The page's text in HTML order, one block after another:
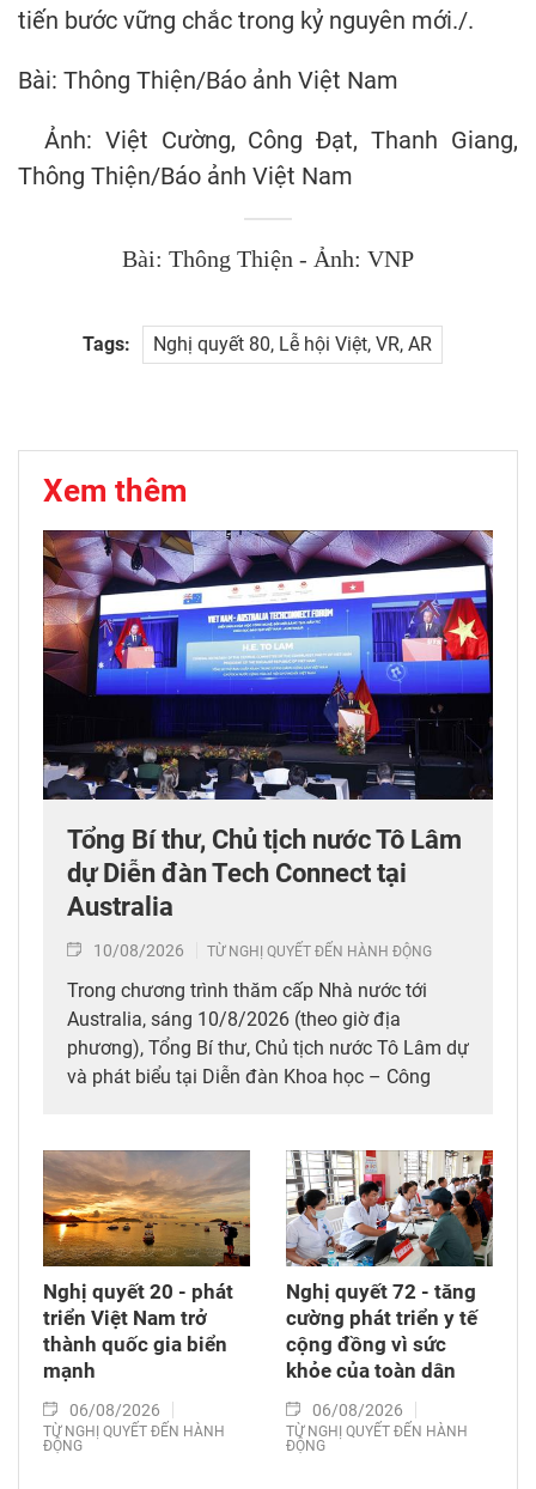
tiến bước vững chắc trong kỷ nguyên mới./.
Bài: Thông Thiện/Báo ảnh Việt Nam
Ảnh: Việt Cường, Công Đạt, Thanh Giang,
Thông Thiện/Báo ảnh Việt Nam
Bài: Thông Thiện - Ảnh: VNP
Tags: Nghị quyết 80, Lễ hội Việt, VR, AR
Xem thêm
Tổng Bí thư, Chủ tịch nước Tô Lâm
dự Diễn đàn Tech Connect tại
Australia
10/08/2026 TỪ NGHỊ QUYẾT ĐẾN HÀNH ĐỘNG
Trong chương trình thăm cấp Nhà nước tới
Australia, sáng 10/8/2026 (theo giờ địa
phương), Tổng Bí thư, Chủ tịch nước Tô Lâm dự
và phát biểu tại Diễn đàn Khoa học – Công
học Công nghệ Sydney.
Nghị quyết 20 - phát
triển Việt Nam trở
thành quốc gia biển
mạnh
06/08/2026
TỪ NGHỊ QUYẾT ĐẾN HÀNH
ĐỘNG
Nghị quyết 72 - tăng
cường phát triển y tế
cộng đồng vì sức
khỏe của toàn dân
06/08/2026
TỪ NGHỊ QUYẾT ĐẾN HÀNH
ĐỘNG